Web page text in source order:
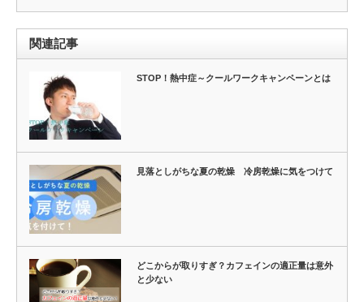
関連記事
STOP！熱中症～クールワークキャンペーンとは
見落としがちな夏の乾燥 冷房乾燥に気をつけて
どこからが取りすぎ？カフェインの適正量は意外
と少ない